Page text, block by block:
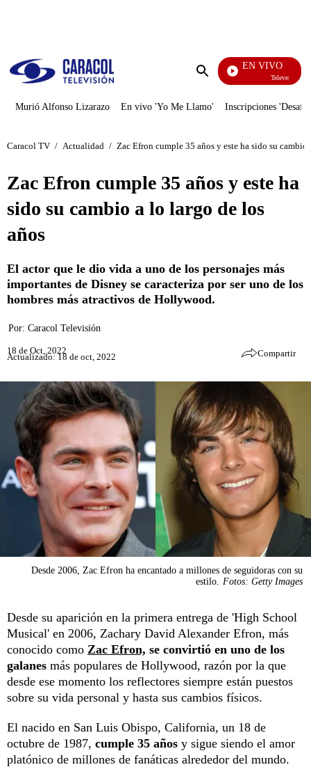
Enviar
EN VIVO
Televentas
Murió Alfonso Lizarazo En vivo 'Yo Me Llamo' Inscripciones
Caracol TV / Actualidad / Zac Efron cumple 35 años y este ha sido su
Zac Efron cumple 35 años y este ha
sido su cambio a lo largo de los
años
El actor que le dio vida a uno de los personajes más
importantes de Disney se caracteriza por ser uno de los
hombres más atractivos de Hollywood.
Por: Caracol Televisión
18 de Oct, 2022
Actualizado: 18 de oct, 2022 Compartir
Desde 2006, Zac Efron ha encantado a millones de seguidoras con su
estilo.
Fotos: Getty Images
Desde su aparición en la primera entrega de 'High School
Musical' en 2006, Zachary David Alexander Efron, más
conocido como Zac Efron, se convirtió en uno de los
galanes más populares de Hollywood, razón por la que
desde ese momento los reflectores siempre están puestos
sobre su vida personal y hasta sus cambios físicos.
El nacido en San Luis Obispo, California, un 18 de
octubre de 1987, cumple 35 años y sigue siendo el amor
platónico de millones de fanáticas alrededor del mundo.